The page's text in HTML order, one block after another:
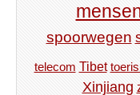
spoorwegen
telecom Tibet
Xinjiang